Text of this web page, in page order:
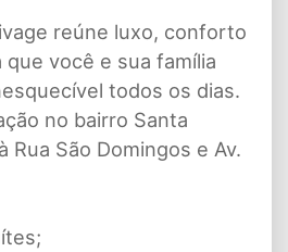
reúne luxo, conforto
que você e sua família
todos os dias.
no bairro Santa
Rua São Domingos e Av.